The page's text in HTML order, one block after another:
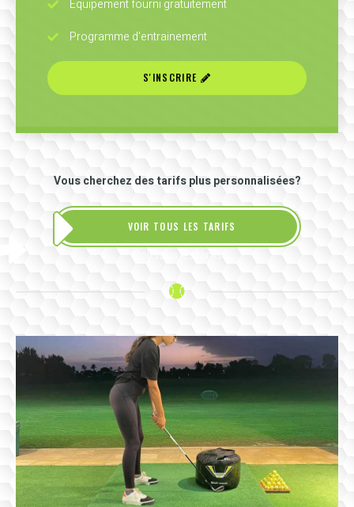
Équipement fourni gratuitement
Programme d'entrainement
S'INSCRIRE
Vous cherchez des tarifs plus personnalisées?
VOIR TOUS LES TARIFS